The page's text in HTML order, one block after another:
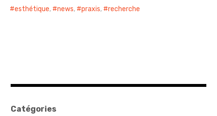
esthétique, news, praxis, recherche
Catégories